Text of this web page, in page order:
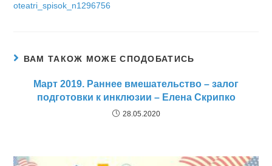
oteatri_spisok_n1296756
ВАМ ТАКОЖ МОЖЕ СПОДОБАТИСЬ
Март 2019. Раннее вмешательство – залог
подготовки к инклюзии – Елена Скрипко
28.05.2020